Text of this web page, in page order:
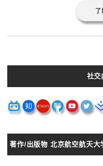
社交
著作/出版物 北京航空航天